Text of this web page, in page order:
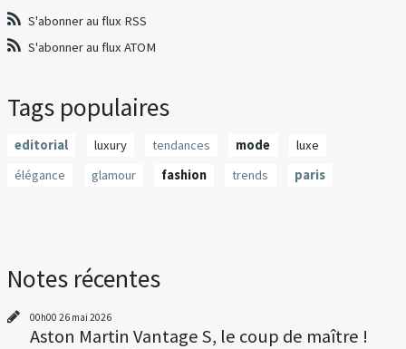
S'abonner au flux RSS
S'abonner au flux ATOM
Tags populaires
editorial luxury tendances mode
luxe
élégance
glamour fashion trends paris
Notes récentes
00h00 26 mai 2026
Aston Martin Vantage S, le coup de maître !